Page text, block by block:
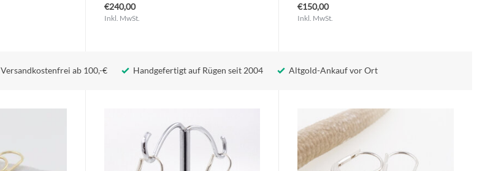
€240,00
Inkl. MwSt.
€150,00
Inkl. MwSt.
Versandkostenfrei ab 100,-€ Handgefertigt auf Rügen seit 2004 Altgold-Ankauf vor Ort